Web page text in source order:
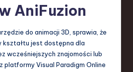
AniFuzion
do animacji 3D, sprawia, że
kształtu jest dostępna dla
wcześniejszych znajomości lub
platformy Visual Paradigm Online